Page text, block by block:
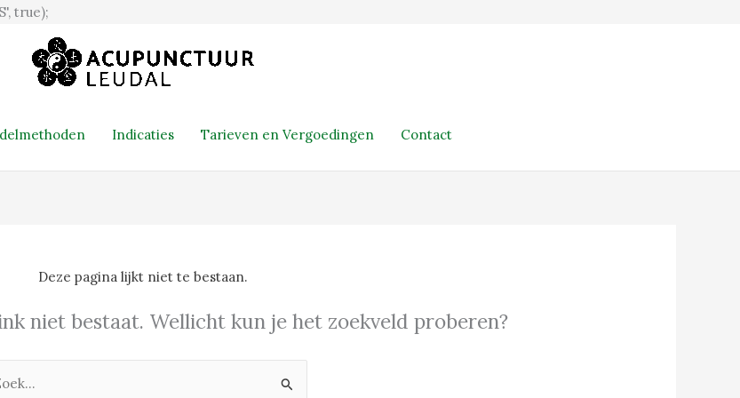
true);
naar
de
inhoud
Indicaties Tarieven en Vergoedingen Contact
Deze pagina lijkt niet te bestaan.
niet bestaat. Wellicht kun je het zoekveld proberen?